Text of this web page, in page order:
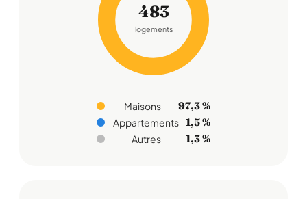
483
logements
Maisons 97,3 %
Appartements 1,5 %
Autres 1,3 %